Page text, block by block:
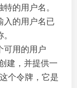
的用户名。
入的用户名已
可用的用户
建，并提供一
个令牌，它是